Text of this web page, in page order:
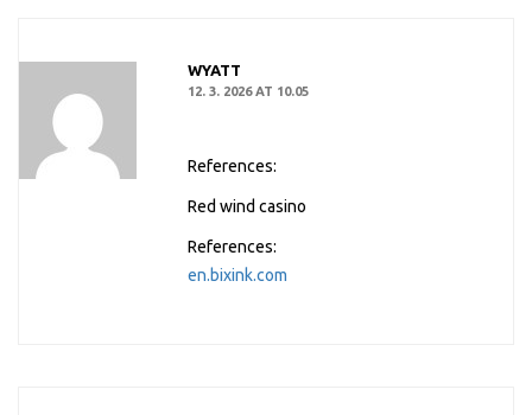
WYATT
12. 3. 2026 AT 10.05
References:
Red wind casino
References:
en.bixink.com